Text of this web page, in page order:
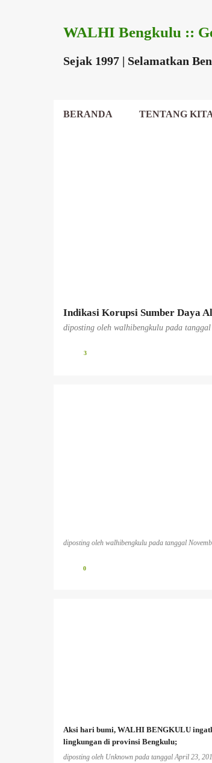
WALHI Bengkulu ::
Sejak 1997 | Selamatkan
BERANDA TENTANG
Indikasi Korupsi Sumber Daya
diposting oleh walhibengkulu pada tanggal
3
diposting oleh walhibengkulu pada tanggal
0
Aksi hari bumi, WALHI BENGKULU
lingkungan di provinsi Bengkulu;
diposting oleh Unknown pada tanggalApril 23,